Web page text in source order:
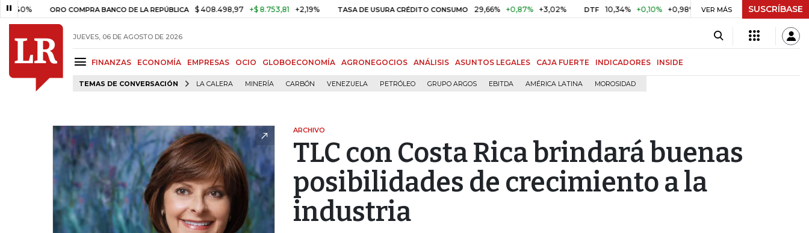
ORO COMPRA BANCO DE LA REPÚBLICA $ 408.498,97 +$ 8.753,81 +2,19% TASA DE USURA CRÉDITO CONSUMO 29,66% +0,87% +3,02% DTF 10,34% +0,10% +0,98% UVR $ 416,86 +$ 0,05 +0,01%
VER MÁS SUSCRÍBASE
JUEVES, 06 DE AGOSTO DE 2026
FINANZAS ECONOMÍA EMPRESAS OCIO GLOBOECONOMÍA AGRONEGOCIOS ANÁLISIS ASUNTOS LEGALES CAJA FUERTE INDICADORES INSIDE
TEMAS DE CONVERSACIÓN LA CALERA MINERÍA CARBÓN VENEZUELA PETRÓLEO GRUPO ARGOS EBITDA AMÉRICA LATINA MOROSIDAD
ARCHIVO
TLC con Costa Rica brindará buenas
posibilidades de crecimiento a la
industria